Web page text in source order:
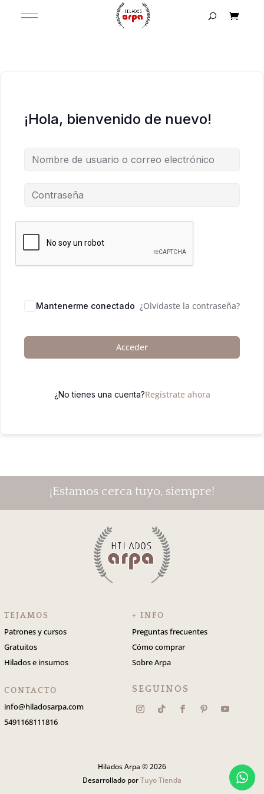
¡Hola, bienvenido de nuevo!
Mantenerme conectado ¿Olvidaste la contraseña?
Acceder
¿No tienes una cuenta?Regístrate ahora
¡Estamos cerca tuyo, siempre!
TEJAMOS
Patrones y cursos
Gratuitos
Hilados e insumos
+ INFO
Preguntas frecuentes
Cómo comprar
Sobre Arpa
CONTACTO
info@hiladosarpa.com
5491168111816
SEGUINOS
Hilados Arpa © 2026
Desarrollado porTuyo Tienda